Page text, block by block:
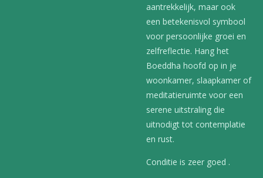
aantrekkelijk, maar ook
een betekenisvol symbool
voor persoonlijke groei en
zelfreflectie. Hang het
Boeddha hoofd op in je
woonkamer, slaapkamer of
meditatieruimte voor een
serene uitstraling die
uitnodigt tot contemplatie
en rust.
Conditie is zeer goed .